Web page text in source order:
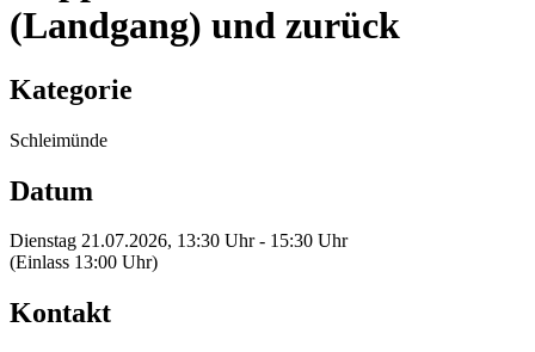
(Landgang) und zurück
Kategorie
Schleimünde
Datum
Dienstag 21.07.2026, 13:30 Uhr - 15:30 Uhr
(Einlass 13:00 Uhr)
Kontakt